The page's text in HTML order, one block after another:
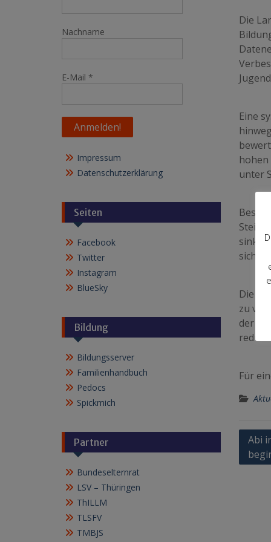
Die
Eine
unter
sich
Die
zu
der
Für
Abi
Nachname
E-Mail *
Impressum
Datenschutzerklärung
Seiten
Facebook
Twitter
Instagram
BlueSky
Bildung
Bildungsserver
Familienhandbuch
Pedocs
Spickmich
Partner
Bundeselternrat
LSV – Thüringen
ThILLM
TLSFV
TMBJS